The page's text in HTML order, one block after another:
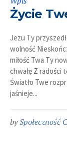
Życie
Jezu Ty
wolność
miłość Twa Ty
chwałę Z radości
Światło Twe
jaśnieje...
bySpołeczność